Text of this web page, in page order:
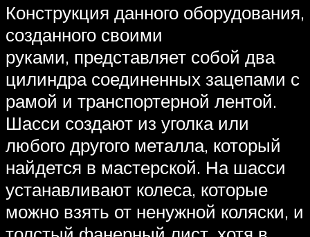
Конструкция данного оборудования,
созданного своими
руками, представляет собой два
цилиндра соединенных зацепами с
рамой и транспортерной лентой.
Шасси создают из уголка или
любого другого металла, который
найдется в мастерской. На шасси
устанавливают колеса, которые
можно взять от ненужной коляски, и